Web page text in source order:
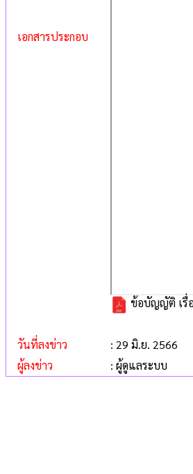
เอกสารประกอบ
ข้อบัญญัติ เรื่
วันที่ลงข่าว
: 29 มิ.ย. 2566
ผู้ลงข่าว
: ผู้ดูแลระบบ